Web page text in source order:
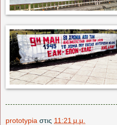
prototypia στις 11:21 μ.μ.